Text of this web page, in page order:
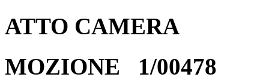
ATTO CAMERA
MOZIONE 1/00478